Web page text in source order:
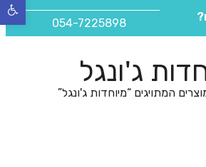
054-7225898
ג'ונגל
המתויגים “מיוחדות ג'ונגל”
פתח